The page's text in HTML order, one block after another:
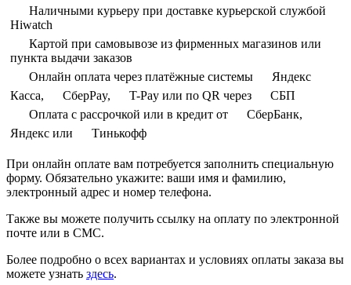
Наличными курьеру при доставке курьерской службой
Hiwatch
Картой при самовывозе из фирменных магазинов или
пункта выдачи заказов
Онлайн оплата через платёжные системы
Яндекс
Касса,
СберPay, T-Pay или по QR через
СБП
Оплата с рассрочкой или в кредит от
СберБанк,
Яндекс или
Тинькофф
При онлайн оплате вам потребуется заполнить специальную
форму. Обязательно укажите: ваши имя и фамилию,
электронный адрес и номер телефона.
Также вы можете получить ссылку на оплату по электронной
почте или в СМС.
Более подробно о всех вариантах и условиях оплаты заказа вы
можете узнать здесь.